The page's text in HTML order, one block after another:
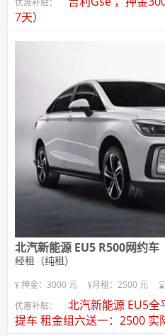
优惠补贴：
7天）
北汽新能源 EU5 R500网约车
经租（纯租）
押金：3000 元 月租：2500 元
优惠补贴：
北汽新能源 EU5
提车 租金组六送一：2500 实